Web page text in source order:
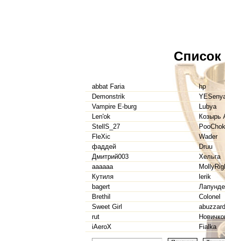
Список
abbat Faria
hp
Demonstrik
Vampire E-burg
Lubya
Len'ok
Козырь
StellS_27
PooChok
FleXic
Wader
фаддей
Druu
Дмитрий003
Хельга
aaaaaa
Кутиля
lerik
bagert
Brethil
Colonel
Sweet Girl
abuzzard
rut
iAeroX
Fialka